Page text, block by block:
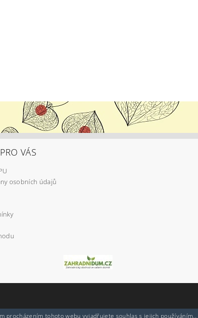
VÁS
osobních údajů
procházením tohoto webu vyjadřujete souhlas s jejich